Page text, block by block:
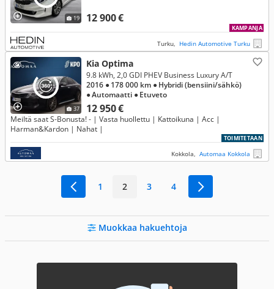
19 12 900 €
KAMPANJA
Turku, Hedin Automotive Turku
37
Kia Optima
12 950 €
9.8 kWh, 2,0 GDI PHEV Business Luxury A/T
2016 ● 178 000 km ● Hybridi (bensiini/sähkö)
● Automaatti ● Etuveto
Meiltä saat S-Bonusta! - | Vasta huollettu | Kattoikuna | Acc |
Harman&Kardon | Nahat |
TOIMITETAAN
Kokkola, Automaa Kokkola
1 2 3 4
Muokkaa hakuehtoja